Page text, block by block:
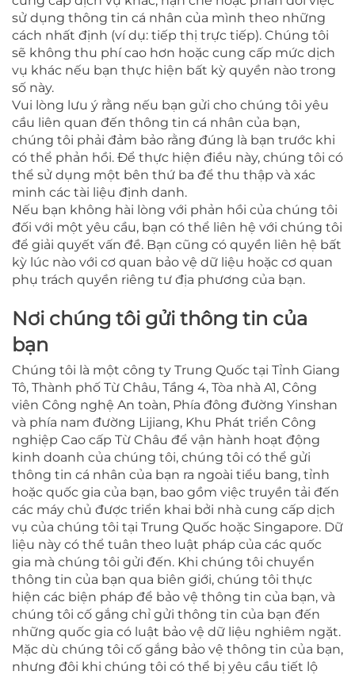
sử dụng thông tin cá nhân của mình theo những
cách nhất định (ví dụ: tiếp thị trực tiếp). Chúng tôi
sẽ không thu phí cao hơn hoặc cung cấp mức dịch
vụ khác nếu bạn thực hiện bất kỳ quyền nào trong
số này.
Vui lòng lưu ý rằng nếu bạn gửi cho chúng tôi yêu
cầu liên quan đến thông tin cá nhân của bạn,
chúng tôi phải đảm bảo rằng đúng là bạn trước khi
có thể phản hồi. Để thực hiện điều này, chúng tôi có
thể sử dụng một bên thứ ba để thu thập và xác
minh các tài liệu định danh.
Nếu bạn không hài lòng với phản hồi của chúng tôi
đối với một yêu cầu, bạn có thể liên hệ với chúng tôi
để giải quyết vấn đề. Bạn cũng có quyền liên hệ bất
kỳ lúc nào với cơ quan bảo vệ dữ liệu hoặc cơ quan
phụ trách quyền riêng tư địa phương của bạn.
Nơi chúng tôi gửi thông tin của
bạn
Chúng tôi là một công ty Trung Quốc tại Tỉnh Giang
Tô, Thành phố Từ Châu, Tầng 4, Tòa nhà A1, Công
viên Công nghệ An toàn, Phía đông đường Yinshan
và phía nam đường Lijiang, Khu Phát triển Công
nghiệp Cao cấp Từ Châu để vận hành hoạt động
kinh doanh của chúng tôi, chúng tôi có thể gửi
thông tin cá nhân của bạn ra ngoài tiểu bang, tỉnh
hoặc quốc gia của bạn, bao gồm việc truyền tải đến
các máy chủ được triển khai bởi nhà cung cấp dịch
vụ của chúng tôi tại Trung Quốc hoặc Singapore. Dữ
liệu này có thể tuân theo luật pháp của các quốc
gia mà chúng tôi gửi đến. Khi chúng tôi chuyển
thông tin của bạn qua biên giới, chúng tôi thực
hiện các biện pháp để bảo vệ thông tin của bạn, và
chúng tôi cố gắng chỉ gửi thông tin của bạn đến
những quốc gia có luật bảo vệ dữ liệu nghiêm ngặt.
Mặc dù chúng tôi cố gắng bảo vệ thông tin của bạn,
nhưng đôi khi chúng tôi có thể bị yêu cầu tiết lộ